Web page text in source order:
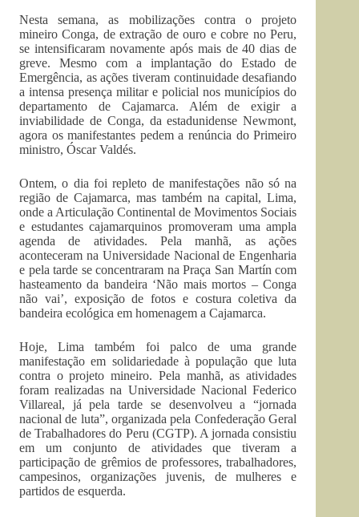
Nesta semana, as mobilizações contra o projeto
mineiro Conga, de extração de ouro e cobre no Peru,
se intensificaram novamente após mais de 40 dias de
greve. Mesmo com a implantação do Estado de
Emergência, as ações tiveram continuidade desafiando
a intensa presença militar e policial nos municípios do
departamento de Cajamarca. Além de exigir a
inviabilidade de Conga, da estadunidense Newmont,
agora os manifestantes pedem a renúncia do Primeiro
ministro, Óscar Valdés.
Ontem, o dia foi repleto de manifestações não só na
região de Cajamarca, mas também na capital, Lima,
onde a Articulação Continental de Movimentos Sociais
e estudantes cajamarquinos promoveram uma ampla
agenda de atividades. Pela manhã, as ações
aconteceram na Universidade Nacional de Engenharia
e pela tarde se concentraram na Praça San Martín com
hasteamento da bandeira ‘Não mais mortos – Conga
não vai’, exposição de fotos e costura coletiva da
bandeira ecológica em homenagem a Cajamarca.
Hoje, Lima também foi palco de uma grande
manifestação em solidariedade à população que luta
contra o projeto mineiro. Pela manhã, as atividades
foram realizadas na Universidade Nacional Federico
Villareal, já pela tarde se desenvolveu a “jornada
nacional de luta”, organizada pela Confederação Geral
de Trabalhadores do Peru (CGTP). A jornada consistiu
em um conjunto de atividades que tiveram a
participação de grêmios de professores, trabalhadores,
campesinos, organizações juvenis, de mulheres e
partidos de esquerda.